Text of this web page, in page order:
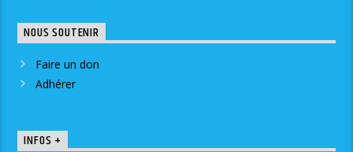
NOUS SOUTENIR
Faire un don
Adhérer
INFOS +